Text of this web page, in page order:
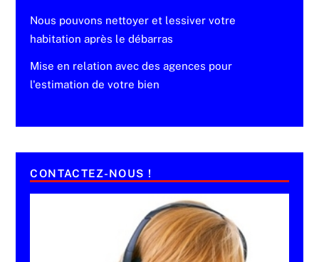
Nous pouvons nettoyer et lessiver votre
habitation après le débarras
Mise en relation avec des agences pour
l'estimation de votre bien
CONTACTEZ-NOUS !